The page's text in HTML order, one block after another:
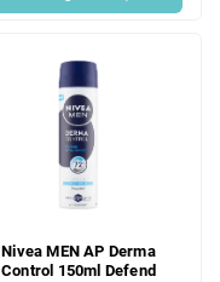
Nivea MEN AP Derma
Control 150ml Defend